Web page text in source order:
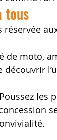
tous
réservée
de moto,
les